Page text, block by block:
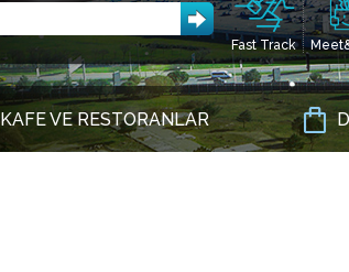
Fast Track
KAFE VE RESTORANLAR